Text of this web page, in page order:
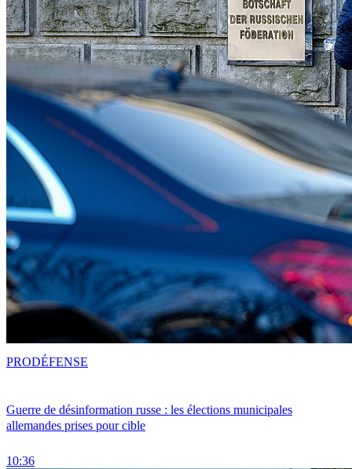
Guerre de désinformation russe : les élections municipales
allemandes prises pour cible
10:36
PRODÉFENSE